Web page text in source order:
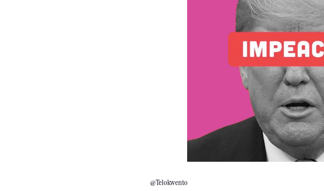
@Telokwento